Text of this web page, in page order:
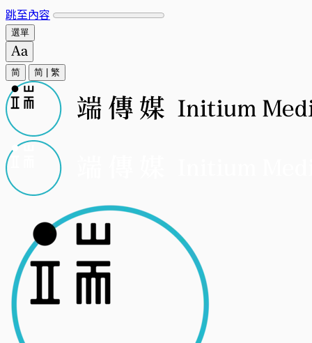
跳至內容
選單
简 简 繁